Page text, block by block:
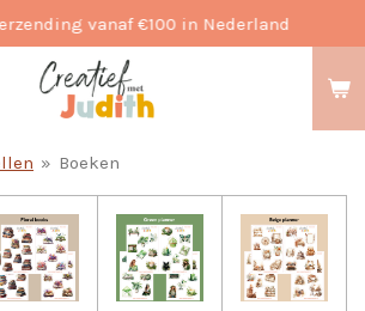
vanaf €100 in Nederland
» Boeken